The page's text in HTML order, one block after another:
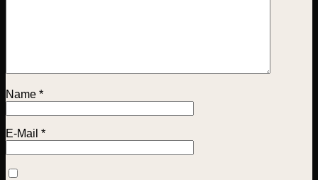
Name *
E-Mail *